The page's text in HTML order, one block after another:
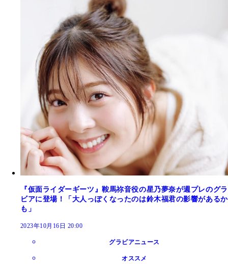
『仮面ライダーギーツ』鞍馬祢音役の星乃夢奈が週プレのグラ
ビアに登場！「大人っぽくなったのは鈴木福君の影響があるか
も」
2023年10月16日 20:00
グラビアニュース
オススメ